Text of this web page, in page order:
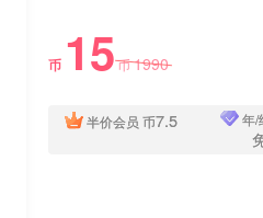
币 15币1990
半价会员 币7.5 年/